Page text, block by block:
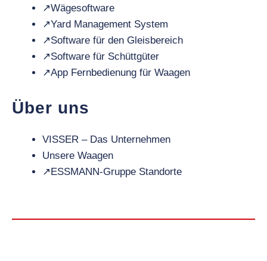
↗Wägesoftware
↗Yard Management System
↗Software für den Gleisbereich
↗Software für Schüttgüter
↗App Fernbedienung für Waagen
Über uns
VISSER – Das Unternehmen
Unsere Waagen
↗ESSMANN-Gruppe Standorte